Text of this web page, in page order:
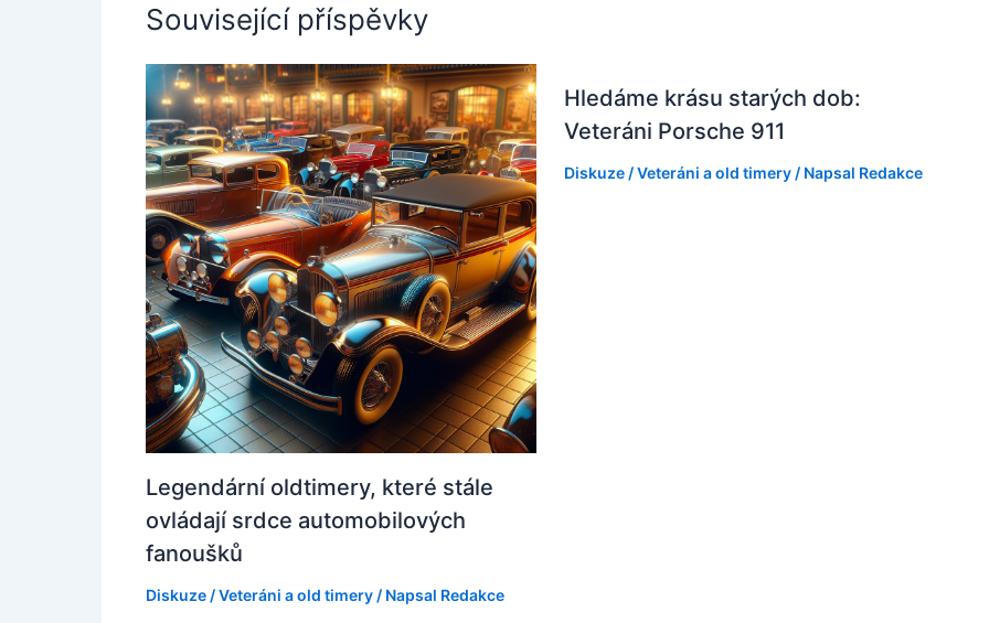
Související příspěvky
Legendární oldtimery, které stále
ovládají srdce automobilových
fanoušků
Diskuze /Veteráni a old timery / Napsal Redakce
Hledáme krásu starých dob:
Veteráni Porsche 911
Diskuze /Veteráni a old timery/ Napsal Redakce